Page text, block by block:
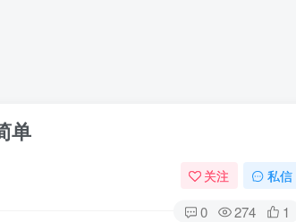
单
关注 私信
0 274 1